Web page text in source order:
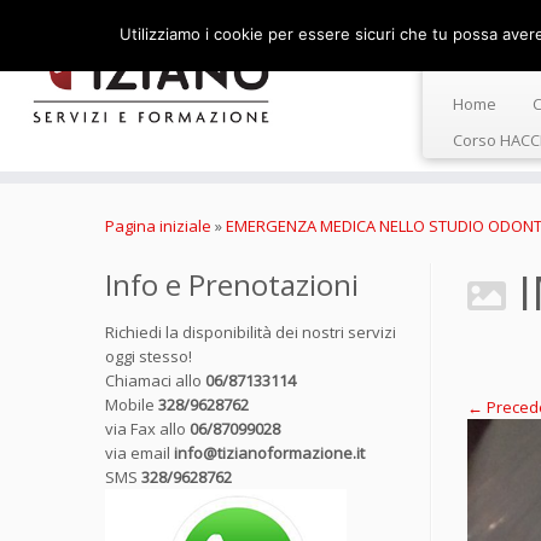
Home
Corso
Pagina iniziale »EMERGENZA MEDICA NELLO STUDIO
Info e Prenotazioni
Richiedi la disponibilità dei nostri servizi
oggi stesso!
Chiamaci allo 06/87133114
Mobile 328/9628762
via Fax allo 06/87099028
via email info@tizianoformazione.it
SMS 328/9628762
←
Utilizziamo i cookie per essere sicuri che tu possa